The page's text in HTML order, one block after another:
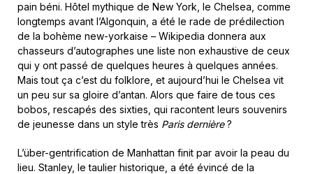
pain béni. Hôtel mythique de New York, le Chelsea, comme
longtemps avant l’Algonquin, a été le rade de prédilection
de la bohème new-yorkaise – Wikipedia donnera aux
chasseurs d’autographes une liste non exhaustive de ceux
qui y ont passé de quelques heures à quelques années.
Mais tout ça c’est du folklore, et aujourd’hui le Chelsea vit
un peu sur sa gloire d’antan. Alors que faire de tous ces
bobos, rescapés des sixties, qui racontent leurs souvenirs
de jeunesse dans un style très Paris dernière?
L’über-gentrification de Manhattan finit par avoir la peau du
lieu. Stanley, le taulier historique, a été évincé de la